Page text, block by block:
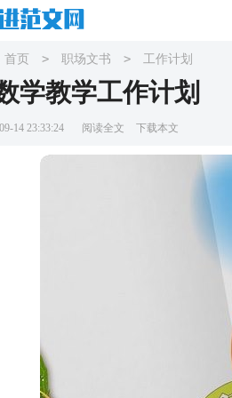
首页 > 职场文书 > 工作计划
学教学工作计划
14 23:33:24 阅读全文 下载本文